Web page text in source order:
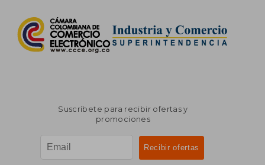
Suscríbete para recibir ofertas y
promociones